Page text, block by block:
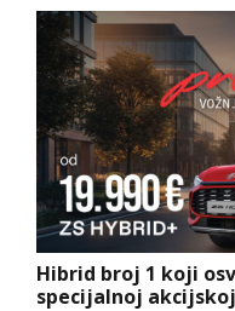
Hibrid broj 1 koji
specijalnoj akcijskoj